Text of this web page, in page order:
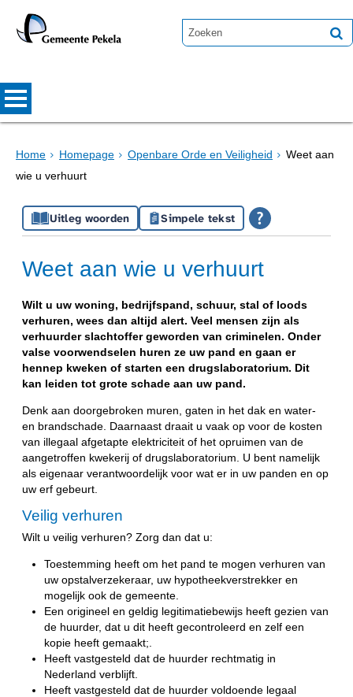
Home Homepage Openbare Orde en Veiligheid
Weet aan
wie u verhuurt
Uitleg woorden Simpele tekst
Weet aan wie u verhuurt
Wilt u uw woning, bedrijfspand, schuur, stal of loods
verhuren, wees dan altijd alert. Veel mensen zijn als
verhuurder slachtoffer geworden van criminelen. Onder
valse voorwendselen huren ze uw pand en gaan er
hennep kweken of starten een drugslaboratorium. Dit
kan leiden tot grote schade aan uw pand.
Denk aan doorgebroken muren, gaten in het dak en water-
en brandschade. Daarnaast draait u vaak op voor de kosten
van illegaal afgetapte elektriciteit of het opruimen van de
aangetroffen kwekerij of drugslaboratorium. U bent namelijk
als eigenaar verantwoordelijk voor wat er in uw panden en op
uw erf gebeurt.
Veilig verhuren
Wilt u veilig verhuren? Zorg dan dat u:
Toestemming heeft om het pand te mogen verhuren van
uw opstalverzekeraar, uw hypotheekverstrekker en
mogelijk ook de gemeente.
Een origineel en geldig legitimatiebewijs heeft gezien van
de huurder, dat u dit heeft gecontroleerd en zelf een
kopie heeft gemaakt;.
Heeft vastgesteld dat de huurder rechtmatig in
Nederland verblijft.
Heeft vastgesteld dat de huurder voldoende legaal